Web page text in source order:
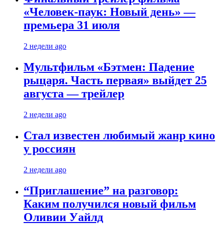
«Человек-паук: Новый день» —
премьера 31 июля
2 недели ago
Мультфильм «Бэтмен: Падение
рыцаря. Часть первая» выйдет 25
августа — трейлер
2 недели ago
Стал известен любимый жанр кино
у россиян
2 недели ago
“Приглашение” на разговор:
Каким получился новый фильм
Оливии Уайлд